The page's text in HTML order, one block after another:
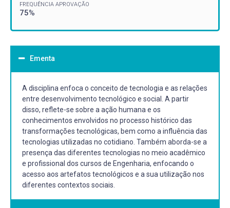
FREQUÊNCIA APROVAÇÃO
75%
Ementa
A disciplina enfoca o conceito de tecnologia e as relações
entre desenvolvimento tecnológico e social. A partir
disso, reflete-se sobre a ação humana e os
conhecimentos envolvidos no processo histórico das
transformações tecnológicas, bem como a influência das
tecnologias utilizadas no cotidiano. Também aborda-se a
presença das diferentes tecnologias no meio acadêmico
e profissional dos cursos de Engenharia, enfocando o
acesso aos artefatos tecnológicos e a sua utilização nos
diferentes contextos sociais.